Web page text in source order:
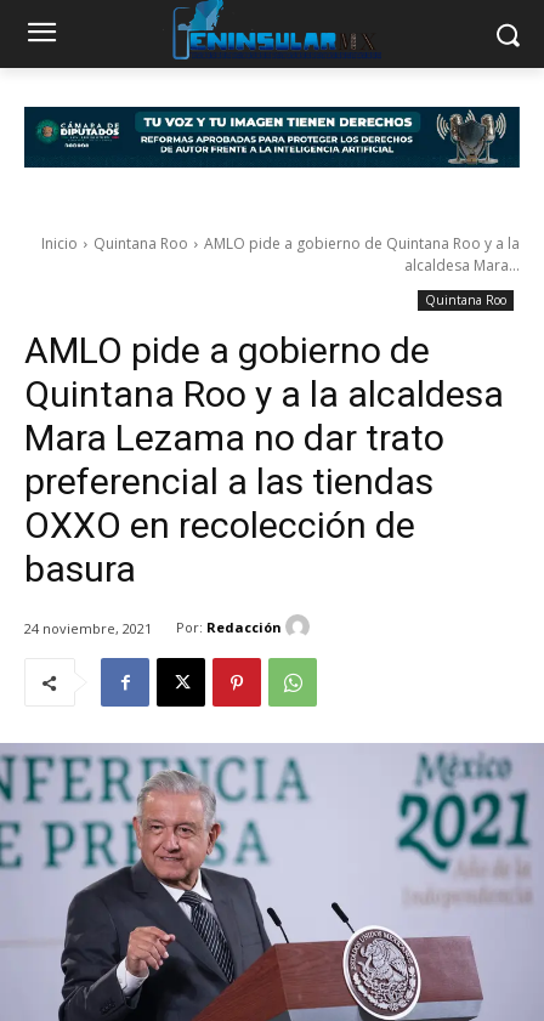
Inicio Quintana Roo
AMLO pide a gobierno de Quintana Roo y a la
alcaldesa Mara...
Quintana Roo
AMLO pide a gobierno de
Quintana Roo y a la alcaldesa
Mara Lezama no dar trato
preferencial a las tiendas
OXXO en recolección de
basura
24 noviembre, 2021 Por: Redacción